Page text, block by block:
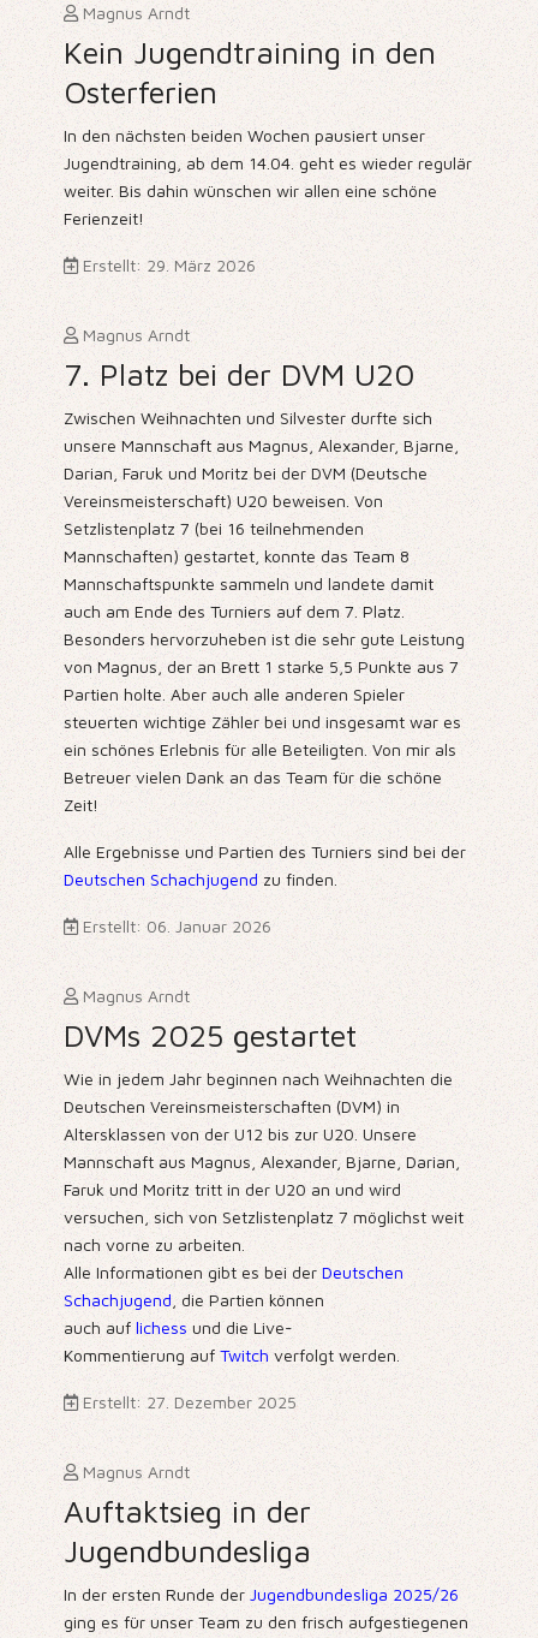
Magnus Arndt
Kein Jugendtraining in den
Osterferien
In den nächsten beiden Wochen pausiert unser
Jugendtraining, ab dem 14.04. geht es wieder regulär
weiter. Bis dahin wünschen wir allen eine schöne
Ferienzeit!
Erstellt: 29. März 2026
Magnus Arndt
7. Platz bei der DVM U20
Zwischen Weihnachten und Silvester durfte sich
unsere Mannschaft aus Magnus, Alexander, Bjarne,
Darian, Faruk und Moritz bei der DVM (Deutsche
Vereinsmeisterschaft) U20 beweisen. Von
Setzlistenplatz 7 (bei 16 teilnehmenden
Mannschaften) gestartet, konnte das Team 8
Mannschaftspunkte sammeln und landete damit
auch am Ende des Turniers auf dem 7. Platz.
Besonders hervorzuheben ist die sehr gute Leistung
von Magnus, der an Brett 1 starke 5,5 Punkte aus 7
Partien holte. Aber auch alle anderen Spieler
steuerten wichtige Zähler bei und insgesamt war es
ein schönes Erlebnis für alle Beteiligten. Von mir als
Betreuer vielen Dank an das Team für die schöne
Zeit!
Alle Ergebnisse und Partien des Turniers sind bei der
Deutschen Schachjugend zu finden.
Erstellt: 06. Januar 2026
Magnus Arndt
DVMs 2025 gestartet
Wie in jedem Jahr beginnen nach Weihnachten die
Deutschen Vereinsmeisterschaften (DVM) in
Altersklassen von der U12 bis zur U20. Unsere
Mannschaft aus Magnus, Alexander, Bjarne, Darian,
Faruk und Moritz tritt in der U20 an und wird
versuchen, sich von Setzlistenplatz 7 möglichst weit
nach vorne zu arbeiten.
Alle Informationen gibt es bei der Deutschen
Schachjugend , die Partien können
auch auf lichess und die Live-
Kommentierung auf Twitch verfolgt werden.
Erstellt: 27. Dezember 2025
Magnus Arndt
Auftaktsieg in der
Jugendbundesliga
In der ersten Runde der Jugendbundesliga 2025/26
ging es für unser Team zu den frisch aufgestiegenen